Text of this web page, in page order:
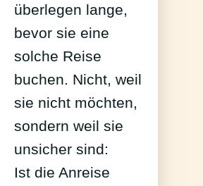
überlegen lange,
bevor sie eine
solche Reise
buchen. Nicht, weil
sie nicht möchten,
sondern weil sie
unsicher sind:
Ist die Anreise